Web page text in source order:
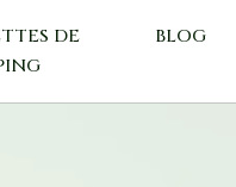
DE
BLOG